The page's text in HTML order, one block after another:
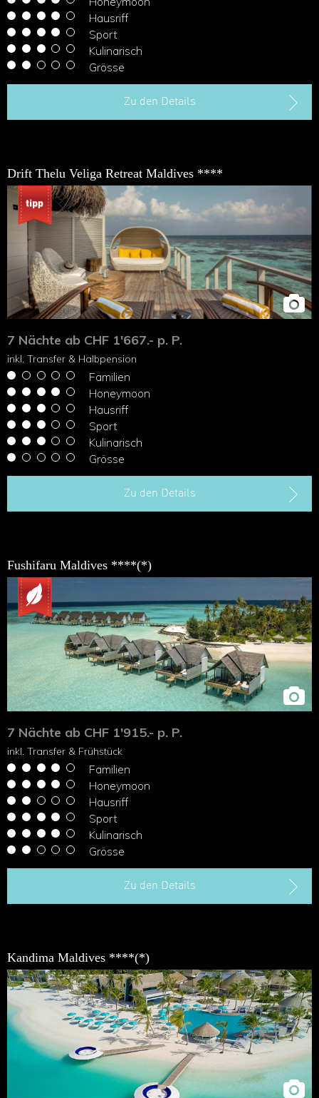
Hausriff
Sport
Kulinarisch
Grösse
Zu den Details
Drift Thelu Veliga Retreat Maldives ****
7 Nächte ab CHF 1'667.- p. P.
inkl. Transfer & Halbpension
Familien
Honeymoon
Hausriff
Sport
Kulinarisch
Grösse
Zu den Details
Fushifaru Maldives ****(*)
7 Nächte ab CHF 1'915.- p. P.
inkl. Transfer & Frühstück
Familien
Honeymoon
Hausriff
Sport
Kulinarisch
Grösse
Zu den Details
Kandima Maldives ****(*)